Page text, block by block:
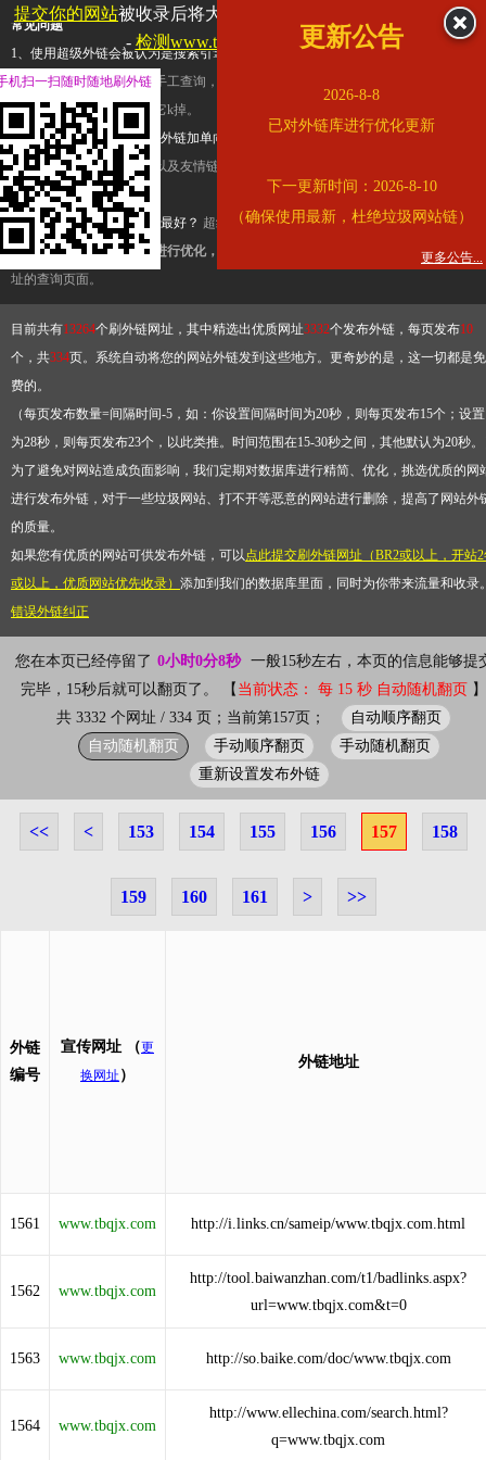
常见问题
1、使用超级外链会被认为是搜索引擎优化作弊吗？ 超级外链只是一个简便而集成
查询工具，模拟的是正常手工查询，不是作弊。如果是作弊，那您可以使用超级外
推广竞争对手的网址，让它k掉。
2、网站优化单纯依靠超级外链加单向链接可行吗？
链，需要结合普通的外链以及友情链接，您可以到站长论坛发布外链，到友情链接
台交换友情链接。
3、如何使用超级外链效果最好？ 超级外链不同于普通的外链，它是动态的链接，
有频繁使用超级外链工具进行优化，才能获得稳定的外链
，最终使搜索引擎收录带
址的查询页面。
目前共有13264个刷外链网址，其中精选出优质网址3332个发布外链，每页发布10
个，共334页。系统自动将您的网站外链发到这些地方。更奇妙的是，这一切都是免
费的。
（每页发布数量=间隔时间-5，如：你设置间隔时间为20秒，则每页发布15个；设置
为28秒，则每页发布23个，以此类推。时间范围在15-30秒之间，其他默认为20秒
为了避免对网站造成负面影响，我们定期对数据库进行精简、优化，挑选优质的网
进行发布外链，对于一些垃圾网站、打不开等恶意的网站进行删除，提高了网站外
的质量。
如果您有优质的网站可供发布外链，可以点此提交刷外链网址（BR2或以上，开站
或以上，优质网站优先收录） 添加到我们的数据库里面，同时为你带来流量和收录
错误外链纠正
您在本页已经停留了 0小时0分8秒
一般15秒左右，本页的信息能够提
完毕，15秒后就可以翻页了。 【 当前状态： 每 15 秒 自动随机翻页 】
共 3332 个网址 / 334 页；当前第157页；
自动顺序翻页
自动随机翻页
手动顺序翻页
手动随机翻页
重新设置发布外链
<< < 153 154 155 156 157 158
159 160 161 > >>
外链
编号
宣传网址 （更
换网址 ）
外链地址
1561 www.tbqjx.com http://i.links.cn/sameip/www.tbqjx.com.html
1562 www.tbqjx.com
http://tool.baiwanzhan.com/t1/badlinks.aspx?
url=www.tbqjx.com&t=0
1563 www.tbqjx.com http://so.baike.com/doc/www.tbqjx.com
1564 www.tbqjx.com
http://www.ellechina.com/search.html?
q=www.tbqjx.com
提交你的网站被收录后将大幅提升流量和外链，
查看展示页面
- 检测www.tbqjx.com是否收录更新公告
2026-8-8
已对外链库进行优化更新
下一更新时间：2026-8-10
（确保使用最新，杜绝垃圾网站链）
更多公告...
机扫一扫随时随地刷外链